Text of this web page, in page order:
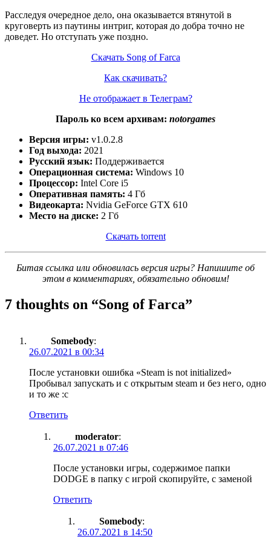
Расследуя очередное дело, она оказывается втянутой в
круговерть из паутины интриг, которая до добра точно не
доведет. Но отступать уже поздно.
Скачать Song of Farca
Как скачивать?
Не отображает в Телеграм?
Пароль ко всем архивам: notorgames
Версия игры: v1.0.2.8
Год выхода: 2021
Русский язык: Поддерживается
Операционная система: Windows 10
Процессор: Intel Core i5
Оперативная память: 4 Гб
Видеокарта: Nvidia GeForce GTX 610
Место на диске: 2 Гб
Скачать torrent
Битая ссылка или обновилась версия игры? Напишите об
этом в комментариях, обязательно обновим!
7 thoughts on “Song of Farca”
Somebody:
26.07.2021 в 00:34
После установки ошибка «Steam is not initialized»
Пробывал запускать и с открытым steam и без него, одно
и то же :c
Ответить
moderator:
26.07.2021 в 07:46
После установки игры, содержимое папки
DODGE в папку с игрой скопируйте, с заменой
Ответить
Somebody:
26.07.2021 в 14:50